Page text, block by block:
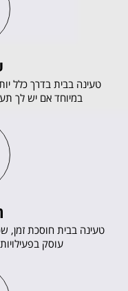
טעינה בבית בדרך כלל
במיוחד אם יש לך
טעינה בבית חוסכת זמן,
עוסק